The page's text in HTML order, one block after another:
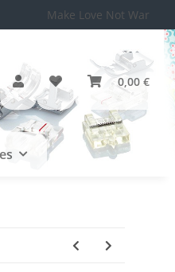
Make Love Not War
0,00 €